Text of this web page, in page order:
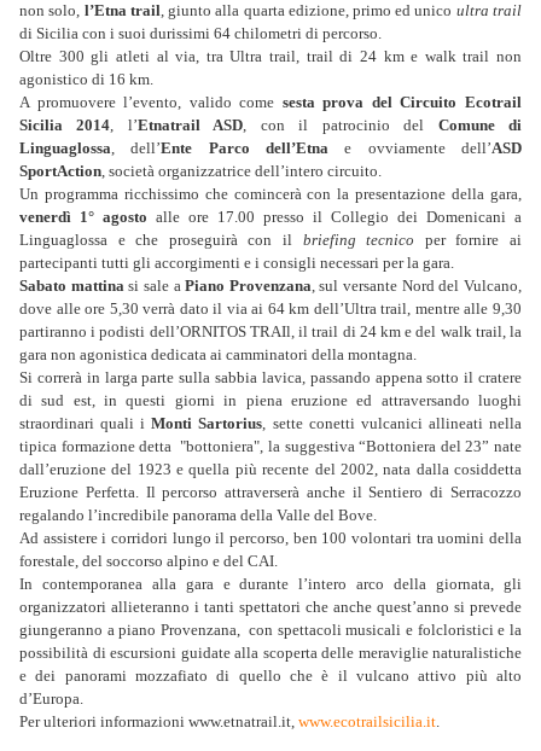
non solo, l’Etna trail, giunto alla quarta edizione, primo ed unico ultra trail
di Sicilia con i suoi durissimi 64 chilometri di percorso.
Oltre 300 gli atleti al via, tra Ultra trail, trail di 24 km e walk trail non
agonistico di 16 km.
A promuovere l’evento, valido come sesta prova del Circuito Ecotrail
Sicilia 2014, l’Etnatrail ASD, con il patrocinio del Comune di
Linguaglossa, dell’Ente Parco dell’Etna e ovviamente dell’ASD
SportAction, società organizzatrice dell’intero circuito.
Un programma ricchissimo che comincerà con la presentazione della gara,
venerdì 1° agosto alle ore 17.00 presso il Collegio dei Domenicani a
Linguaglossa e che proseguirà con il briefing tecnico per fornire ai
partecipanti tutti gli accorgimenti e i consigli necessari per la gara.
Sabato mattinasi sale aPiano Provenzana, sul versante Nord del Vulcano,
dove alle ore 5,30 verrà dato il via ai 64 km dell’Ultra trail, mentre alle 9,30
partiranno i podisti dell’ORNITOS TRAIl, il trail di 24 km e del walk trail, la
gara non agonistica dedicata ai camminatori della montagna.
Si correrà in larga parte sulla sabbia lavica, passando appena sotto il cratere
di sud est, in questi giorni in piena eruzione ed attraversando luoghi
straordinari quali iMonti Sartorius, sette conetti vulcanici allineati nella
tipica formazione detta "bottoniera", la suggestiva “Bottoniera del 23” nate
dall’eruzione del 1923 e quella più recente del 2002, nata dalla cosiddetta
Eruzione Perfetta. Il percorso attraverserà anche il Sentiero di Serracozzo
regalando l’incredibile panorama della Valle del Bove.
Ad assistere i corridori lungo il percorso, ben 100 volontari tra uomini della
forestale, del soccorso alpino e del CAI.
In contemporanea alla gara e durante l’intero arco della giornata, gli
organizzatori allieteranno i tanti spettatori che anche quest’anno si prevede
giungeranno a piano Provenzana, con spettacoli musicali e folcloristici e la
possibilità di escursioni guidate alla scoperta delle meraviglie naturalistiche
e dei panorami mozzafiato di quello che è il vulcano attivo più alto
d’Europa.
Per ulteriori informazioni www.etnatrail.it, www.ecotrailsicilia.it.